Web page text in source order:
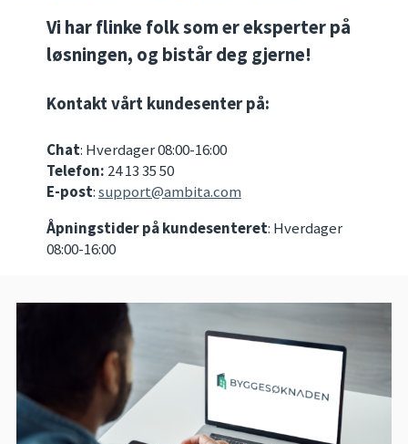
Vi har flinke folk som er eksperter på
løsningen, og bistår deg gjerne!
Kontakt vårt kundesenter på:
Chat: Hverdager 08:00-16:00
Telefon: 24 13 35 50
E-post:support@ambita.com
Åpningstider på kundesenteret: Hverdager
08:00-16:00